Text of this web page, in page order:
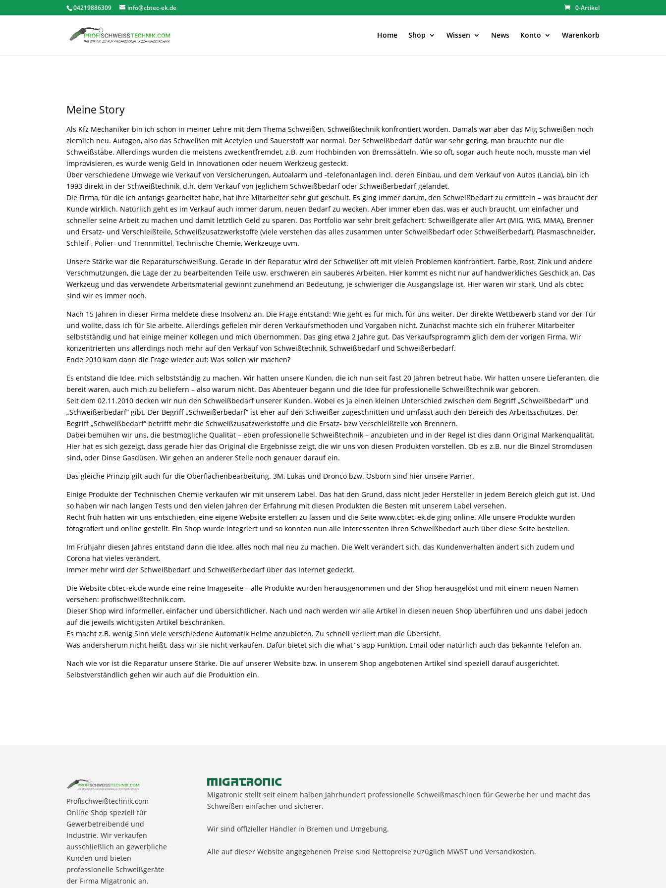
04219886309 info@cbtec-ek.de 0-Artikel
Home Shop Wissen News Konto Warenkorb
Meine Story
Als Kfz Mechaniker bin ich schon in meiner Lehre mit dem Thema Schweißen, Schweißtechnik konfrontiert worden. Damals war aber das Mig Schweißen noch
ziemlich neu. Autogen, also das Schweißen mit Acetylen und Sauerstoff war normal. Der Schweißbedarf dafür war sehr gering, man brauchte nur die
Schweißstäbe. Allerdings wurden die meistens zweckentfremdet, z.B. zum Hochbinden von Bremssätteln. Wie so oft, sogar auch heute noch, musste man viel
improvisieren, es wurde wenig Geld in Innovationen oder neuem Werkzeug gesteckt.
Über verschiedene Umwege wie Verkauf von Versicherungen, Autoalarm und -telefonanlagen incl. deren Einbau, und dem Verkauf von Autos (Lancia), bin ich
1993 direkt in der Schweißtechnik, d.h. dem Verkauf von jeglichem Schweißbedarf oder Schweißerbedarf gelandet.
Die Firma, für die ich anfangs gearbeitet habe, hat ihre Mitarbeiter sehr gut geschult. Es ging immer darum, den Schweißbedarf zu ermitteln – was braucht der
Kunde wirklich. Natürlich geht es im Verkauf auch immer darum, neuen Bedarf zu wecken. Aber immer eben das, was er auch braucht, um einfacher und
schneller seine Arbeit zu machen und damit letztlich Geld zu sparen. Das Portfolio war sehr breit gefächert: Schweißgeräte aller Art (MIG, WIG, MMA), Brenner
und Ersatz- und Verschleißteile, Schweißzusatzwerkstoffe (viele verstehen das alles zusammen unter Schweißbedarf oder Schweißerbedarf), Plasmaschneider,
Schleif-, Polier- und Trennmittel, Technische Chemie, Werkzeuge uvm.
Unsere Stärke war die Reparaturschweißung. Gerade in der Reparatur wird der Schweißer oft mit vielen Problemen konfrontiert. Farbe, Rost, Zink und andere
Verschmutzungen, die Lage der zu bearbeitenden Teile usw. erschweren ein sauberes Arbeiten. Hier kommt es nicht nur auf handwerkliches Geschick an. Das
Werkzeug und das verwendete Arbeitsmaterial gewinnt zunehmend an Bedeutung, je schwieriger die Ausgangslage ist. Hier waren wir stark. Und als cbtec
sind wir es immer noch.
Nach 15 Jahren in dieser Firma meldete diese Insolvenz an. Die Frage entstand: Wie geht es für mich, für uns weiter. Der direkte Wettbewerb stand vor der Tür
und wollte, dass ich für Sie arbeite. Allerdings gefielen mir deren Verkaufsmethoden und Vorgaben nicht. Zunächst machte sich ein früherer Mitarbeiter
selbstständig und hat einige meiner Kollegen und mich übernommen. Das ging etwa 2 Jahre gut. Das Verkaufsprogramm glich dem der vorigen Firma. Wir
konzentrierten uns allerdings noch mehr auf den Verkauf von Schweißtechnik, Schweißbedarf und Schweißerbedarf.
Ende 2010 kam dann die Frage wieder auf: Was sollen wir machen?
Es entstand die Idee, mich selbstständig zu machen. Wir hatten unsere Kunden, die ich nun seit fast 20 Jahren betreut habe. Wir hatten unsere Lieferanten, die
bereit waren, auch mich zu beliefern – also warum nicht. Das Abenteuer begann und die Idee für professionelle Schweißtechnik war geboren.
Seit dem 02.11.2010 decken wir nun den Schweißbedarf unserer Kunden. Wobei es ja einen kleinen Unterschied zwischen dem Begriff „Schweißbedarf“ und
„Schweißerbedarf“ gibt. Der Begriff „Schweißerbedarf“ ist eher auf den Schweißer zugeschnitten und umfasst auch den Bereich des Arbeitsschutzes. Der
Begriff „Schweißbedarf“ betrifft mehr die Schweißzusatzwerkstoffe und die Ersatz- bzw Verschleißteile von Brennern.
Dabei bemühen wir uns, die bestmögliche Qualität – eben professionelle Schweißtechnik – anzubieten und in der Regel ist dies dann Original Markenqualität.
Hier hat es sich gezeigt, dass gerade hier das Original die Ergebnisse zeigt, die wir uns von diesen Produkten vorstellen. Ob es z.B. nur die Binzel Stromdüsen
sind, oder Dinse Gasdüsen. Wir gehen an anderer Stelle noch genauer darauf ein.
Das gleiche Prinzip gilt auch für die Oberflächenbearbeitung. 3M, Lukas und Dronco bzw. Osborn sind hier unsere Parner.
Einige Produkte der Technischen Chemie verkaufen wir mit unserem Label. Das hat den Grund, dass nicht jeder Hersteller in jedem Bereich gleich gut ist. Und
so haben wir nach langen Tests und den vielen Jahren der Erfahrung mit diesen Produkten die Besten mit unserem Label versehen.
Recht früh hatten wir uns entschieden, eine eigene Website erstellen zu lassen und die Seite www.cbtec-ek.de ging online. Alle unsere Produkte wurden
fotografiert und online gestellt. Ein Shop wurde integriert und so konnten nun alle Interessenten ihren Schweißbedarf auch über diese Seite bestellen.
Im Frühjahr diesen Jahres entstand dann die Idee, alles noch mal neu zu machen. Die Welt verändert sich, das Kundenverhalten ändert sich zudem und
Corona hat vieles verändert.
Immer mehr wird der Schweißbedarf und Schweißerbedarf über das Internet gedeckt.
Die Website cbtec-ek.de wurde eine reine Imageseite – alle Produkte wurden herausgenommen und der Shop herausgelöst und mit einem neuen Namen
versehen: profischweißtechnik.com.
Dieser Shop wird informeller, einfacher und übersichtlicher. Nach und nach werden wir alle Artikel in diesen neuen Shop überführen und uns dabei jedoch
auf die jeweils wichtigsten Artikel beschränken.
Es macht z.B. wenig Sinn viele verschiedene Automatik Helme anzubieten. Zu schnell verliert man die Übersicht.
Was andersherum nicht heißt, dass wir sie nicht verkaufen. Dafür bietet sich die what´s app Funktion, Email oder natürlich auch das bekannte Telefon an.
Nach wie vor ist die Reparatur unsere Stärke. Die auf unserer Website bzw. in unserem Shop angebotenen Artikel sind speziell darauf ausgerichtet.
Selbstverständlich gehen wir auch auf die Produktion ein.
Profischweißtechnik.com
Online Shop speziell für
Gewerbetreibende und
Industrie. Wir verkaufen
ausschließlich an gewerbliche
Kunden und bieten
professionelle Schweißgeräte
der Firma Migatronic an.
Migatronic stellt seit einem halben Jahrhundert professionelle Schweißmaschinen für Gewerbe her und macht das
Schweißen einfacher und sicherer.
Wir sind offizieller Händler in Bremen und Umgebung.
Alle auf dieser Website angegebenen Preise sind Nettopreise zuzüglich MWST und Versandkosten.